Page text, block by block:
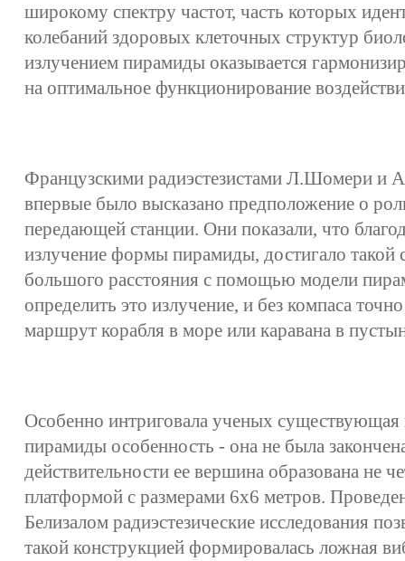
широкому спектру частот, часть которых
колебаний здоровых клеточных структур
излучением пирамиды оказывается
на оптимальное функционирование
Французскими радиэстезистами Л.Шомери и
впервые было высказано предположение о
передающей станции. Они показали, что
излучение формы пирамиды, достигало такой
большого расстояния с помощью модели
определить это излучение, и без компаса
маршрут корабля в море или каравана в
Особенно интриговала ученых существующая
пирамиды особенность - она не была
действительности ее вершина образована не
платформой с размерами 6x6 метров.
Белизалом радиэстезические исследования
такой конструкцией формировалась ложная